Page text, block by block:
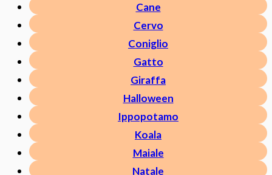
Cane
Cervo
Coniglio
Gatto
Giraffa
Halloween
Ippopotamo
Koala
Maiale
Natale